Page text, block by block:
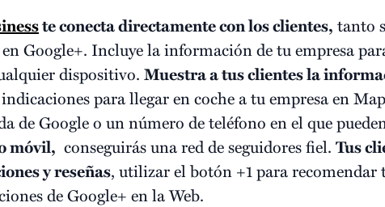
te conecta directamente con los clientes, tanto
Google+. Incluye la información de tu empresa
dispositivo. Muestra a tus clientes la
para llegar en coche a tu empresa en
de Google o un número de teléfono en el que
móvil, conseguirás una red de seguidores fiel. Tus
y reseñas, utilizar el botón +1 para
de Google+ en la Web.